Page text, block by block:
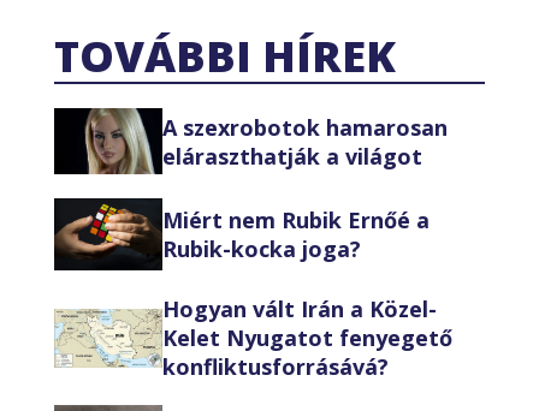
TOVÁBBI HÍREK
A szexrobotok hamarosan
eláraszthatják a világot
Miért nem Rubik Ernőé a
Rubik-kocka joga?
Hogyan vált Irán a Közel-
Kelet Nyugatot fenyegető
konfliktusforrásává?